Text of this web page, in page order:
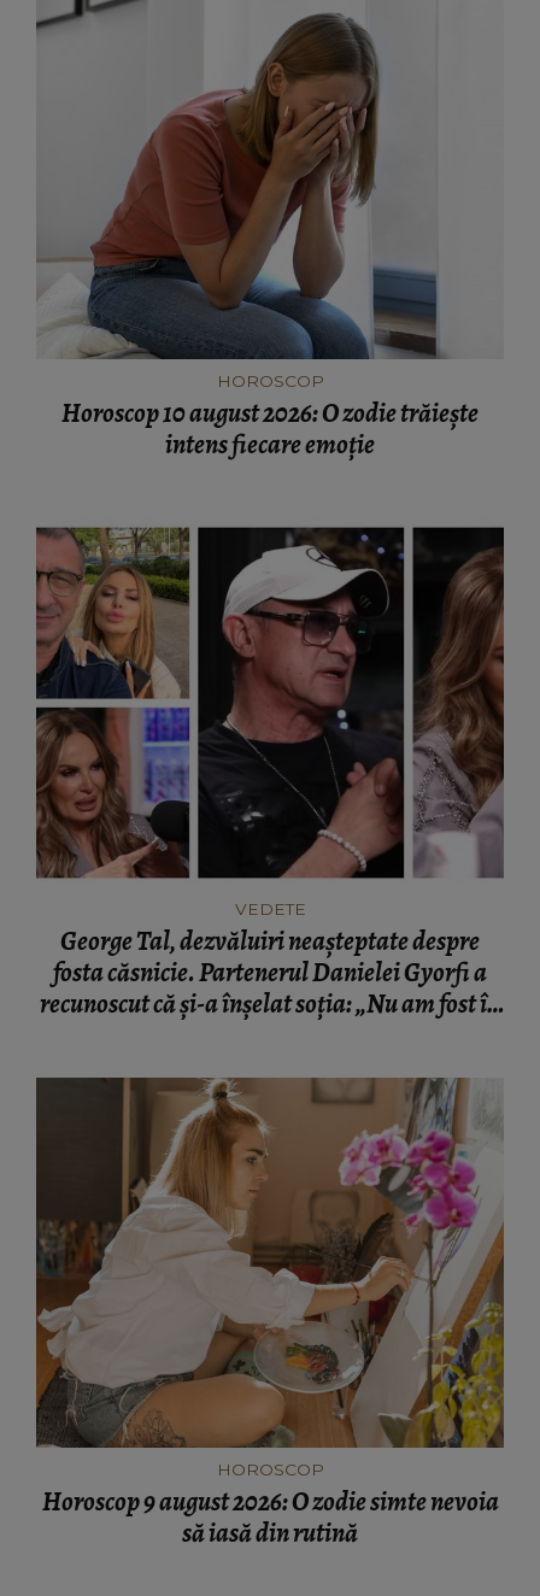
HOROSCOP
Horoscop 10 august 2026: O zodie trăiește
intens fiecare emoție
VEDETE
George Tal, dezvăluiri neașteptate despre
fosta căsnicie. Partenerul Danielei Gyorfi a
recunoscut că și-a înșelat soția: „Nu am fost în
HOROSCOP
Horoscop 9 august 2026: O zodie simte nevoia
să iasă din rutină